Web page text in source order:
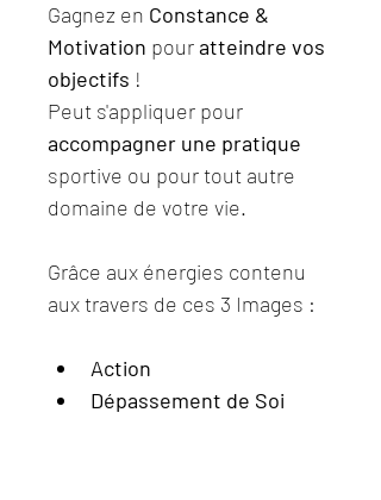
Gagnez en Constance &
Motivation pour atteindre vos
objectifs !
Peut s'appliquer pour
accompagner une pratique
sportive ou pour tout autre
domaine de votre vie.
Grâce aux énergies contenu
aux travers de ces 3 Images :
Action
Dépassement de Soi